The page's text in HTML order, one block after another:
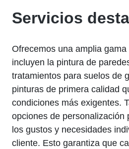
Servicios
Ofrecemos una amplia
incluyen la pintura de
tratamientos para suelos de
pinturas de primera calidad
condiciones más exigentes.
opciones de personalización
los gustos y necesidades
cliente. Esto garantiza que